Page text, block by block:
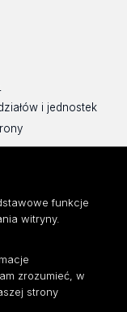
i jednostek
funkcje
witryny.
zrozumieć, w
strony